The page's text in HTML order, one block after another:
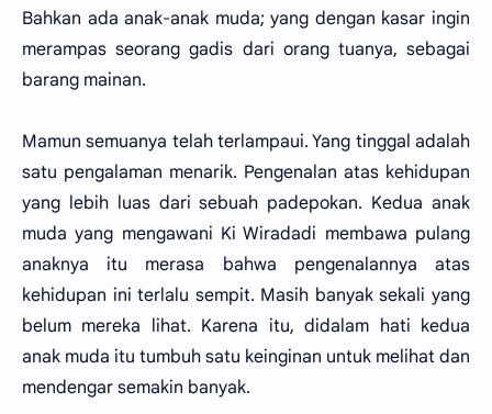
Bahkan ada anak-anak muda; yang dengan kasar ingin
merampas seorang gadis dari orang tuanya, sebagai
barang mainan.
Mamun semuanya telah terlampaui. Yang tinggal adalah
satu pengalaman menarik. Pengenalan atas kehidupan
yang lebih luas dari sebuah padepokan. Kedua anak
muda yang mengawani Ki Wiradadi membawa pulang
anaknya itu merasa bahwa pengenalannya atas
kehidupan ini terlalu sempit. Masih banyak sekali yang
belum mereka lihat. Karena itu, didalam hati kedua
anak muda itu tumbuh satu keinginan untuk melihat dan
mendengar semakin banyak.